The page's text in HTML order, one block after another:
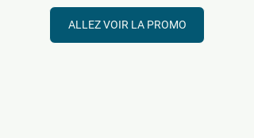
ALLEZ VOIR LA PROMO